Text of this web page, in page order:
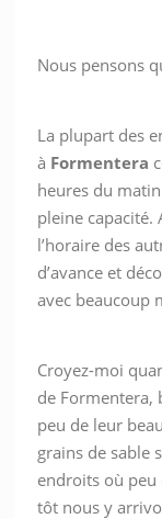
Nous pensons
La plupart des
à Formentera
heures du
pleine capacité.
l’horaire des
d’avance et
avec beaucoup
Croyez-moi
de Formentera,
peu de leur
grains de sable
endroits où peu
tôt nous y